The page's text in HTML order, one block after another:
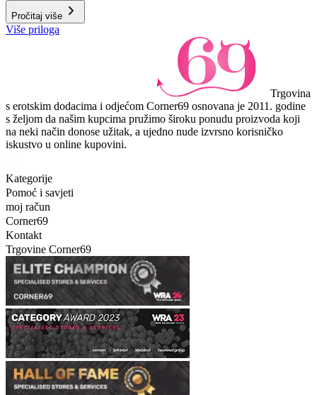
Pročitaj više
Više priloga
Trgovina
s erotskim dodacima i odjećom Corner69 osnovana je 2011. godine
s željom da našim kupcima pružimo široku ponudu proizvoda koji
na neki način donose užitak, a ujedno nude izvrsno korisničko
iskustvo u online kupovini.
Kategorije
Pomoć i savjeti
moj račun
Corner69
Kontakt
Trgovine Corner69